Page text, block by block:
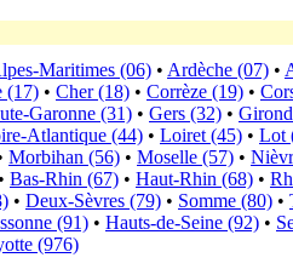
Maritimes (06) • Ardèche (07) •
(17) • Cher (18) • Corrèze (19) •
Garonne (31) • Gers (32) •
Atlantique (44) • Loiret (45) • Lot
Morbihan (56) • Moselle (57) •
• Bas-Rhin (67) • Haut-Rhin (68) •
• Deux-Sèvres (79) • Somme (80) •
(91) • Hauts-de-Seine (92) •
(976)